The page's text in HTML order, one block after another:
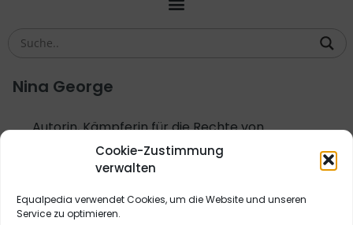
Cookie-Zustimmung
verwalten
Equalpedia verwendet Cookies, um die Website und unseren
Service zu optimieren.
Nina George
Autorin, Kämpferin für die Rechte von
Autorinnen/Autoren, die Stellung von Frauen im
Literaturbetrieb und das Urheberrecht,